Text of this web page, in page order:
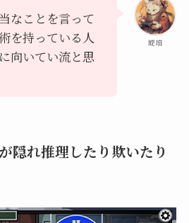
琥珀
なことを言って
を持っている人
向いてい流と思
隠れ推理したり欺いたり